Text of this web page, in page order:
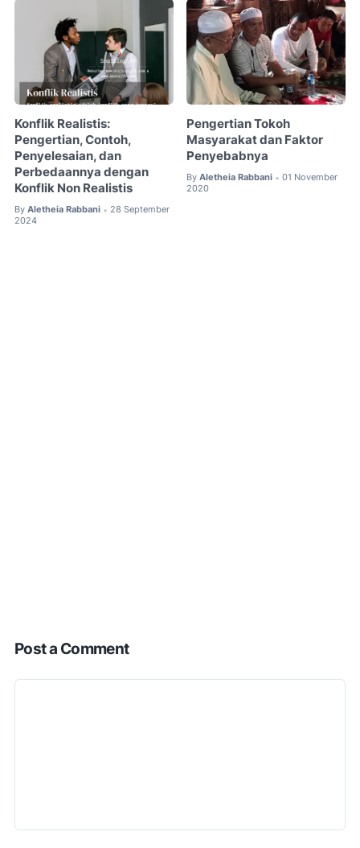
Konflik Realistis:
Pengertian, Contoh,
Penyelesaian, dan
Perbedaannya dengan
Konflik Non Realistis
By Aletheia Rabbani • 28 September
2024
Pengertian Tokoh
Masyarakat dan Faktor
Penyebabnya
By Aletheia Rabbani • 01 November
2020
Post a Comment